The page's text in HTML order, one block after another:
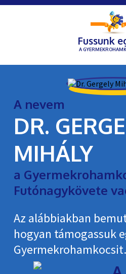
Fussunk
A
A nevem
DR.
MIHÁLY
a
Futónagykövete
Az alábbiakban
hogyan támogassuk
Gyermekroham­kocsit.